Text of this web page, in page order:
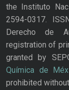
the Instituto
2594-0317.
Derecho de
registration of
granted by
Química de
prohibited